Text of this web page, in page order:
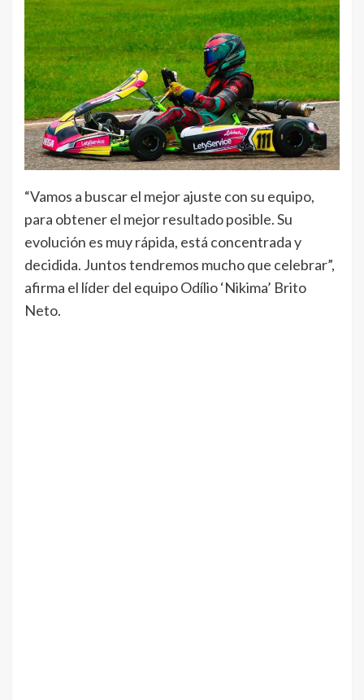
“Vamos a buscar el mejor ajuste con su equipo,
para obtener el mejor resultado posible. Su
evolución es muy rápida, está concentrada y
decidida. Juntos tendremos mucho que celebrar”,
afirma el líder del equipo Odílio ‘Nikima’ Brito
Neto.